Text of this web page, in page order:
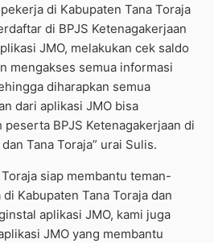
di Kabupaten Tana Toraja
di BPJS Ketenagakerjaan
JMO, melakukan cek saldo
mengakses semua informasi
diharapkan semua
dari aplikasi JMO bisa
BPJS Ketenagakerjaan di
Tana Toraja” urai Sulis.
siap membantu teman-
Kabupaten Tana Toraja dan
aplikasi JMO, kami juga
JMO yang membantu